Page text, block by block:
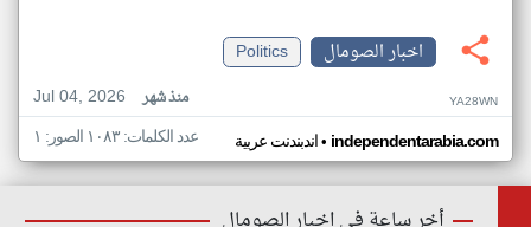
اخبار الصومال
Politics
Jul 04, 2026
منذ شهر YA28WN
اندبندنت عربية• independentarabia.com عدد الكلمات: ١٠٨٣ الصور: ١